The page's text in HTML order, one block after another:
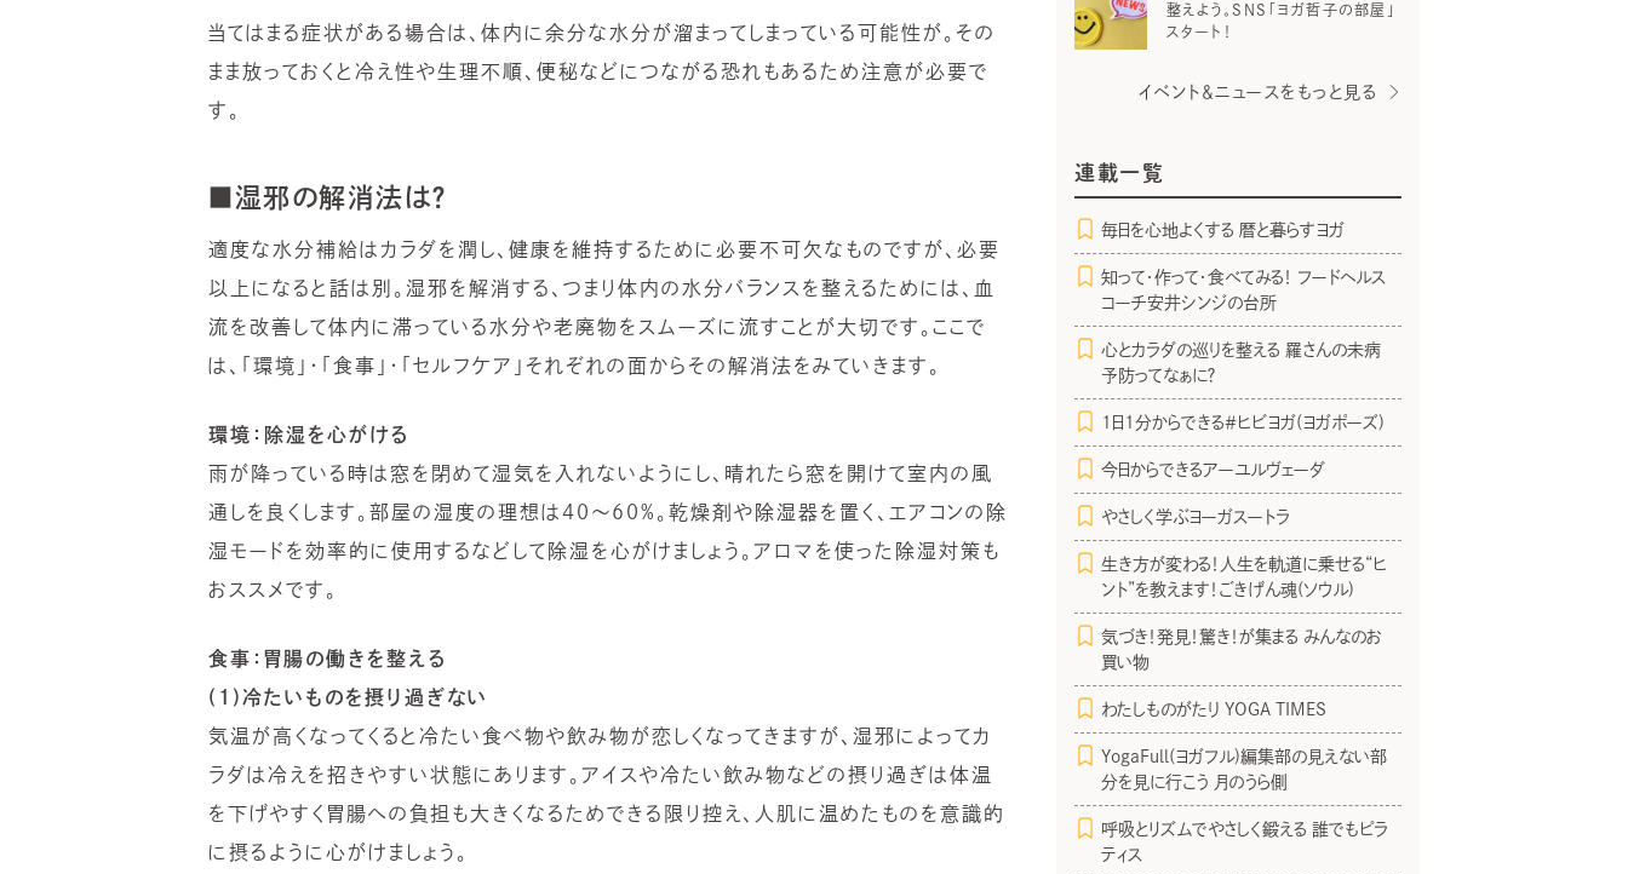
当てはまる症状がある場合は、体内に余分な水分が溜まってしまっている可能性が。その
まま放っておくと冷え性や生理不順、便秘などにつながる恐れもあるため注意が必要で
す。
■湿邪の解消法は？
適度な水分補給はカラダを潤し、健康を維持するために必要不可欠なものですが、必要
以上になると話は別。湿邪を解消する、つまり体内の水分バランスを整えるためには、血
流を改善して体内に滞っている水分や老廃物をスムーズに流すことが大切です。ここで
は、「環境」・「食事」・「セルフケア」それぞれの面からその解消法をみていきます。
環境：除湿を心がける
雨が降っている時は窓を閉めて湿気を入れないようにし、晴れたら窓を開けて室内の風
通しを良くします。部屋の湿度の理想は40～60%。乾燥剤や除湿器を置く、エアコンの除
湿モードを効率的に使用するなどして除湿を心がけましょう。アロマを使った除湿対策も
おススメです。
食事：胃腸の働きを整える
(1)冷たいものを摂り過ぎない
気温が高くなってくると冷たい食べ物や飲み物が恋しくなってきますが、湿邪によってカ
ラダは冷えを招きやすい状態にあります。アイスや冷たい飲み物などの摂り過ぎは体温
を下げやすく胃腸への負担も大きくなるためできる限り控え、人肌に温めたものを意識的
に摂るように心がけましょう。
整えよう。SNS「ヨガ哲子の部屋」
スタート！
イベント＆ニュースをもっと見る
連載一覧
毎日を心地よくする 暦と暮らすヨガ
知って・作って・食べてみる！ フードヘルス
コーチ安井シンジの台所
心とカラダの巡りを整える 羅さんの未病
予防ってなぁに？
1日1分からできる＃ヒビヨガ(ヨガポーズ)
今日からできるアーユルヴェーダ
やさしく学ぶヨーガスートラ
生き方が変わる！人生を軌道に乗せる“ヒ
ント”を教えます！ごきげん魂(ソウル)
気づき！発見！驚き！が集まる みんなのお
買い物
わたしものがたり YOGA TIMES
YogaFull(ヨガフル)編集部の見えない部
分を見に行こう 月のうら側
呼吸とリズムでやさしく鍛える 誰でもピラ
ティス